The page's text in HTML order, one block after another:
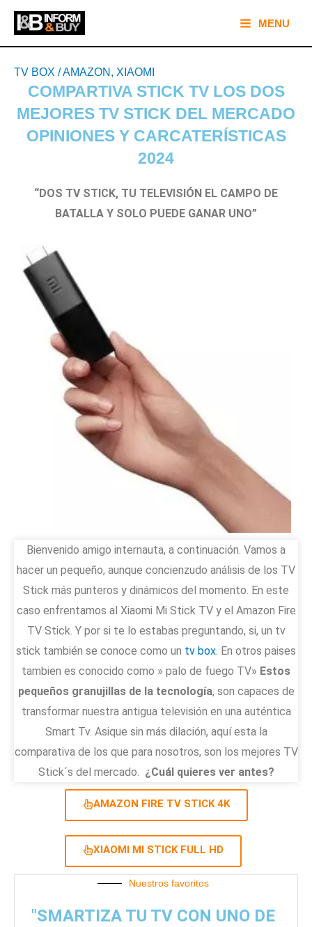
contenido
Main
Menu
MENU
TV BOX /AMAZON , XIAOMI
COMPARTIVA STICK TV LOS DOS
MEJORES TV STICK DEL MERCADO
OPINIONES Y CARCATERÍSTICAS
2024
“DOS TV STICK, TU TELEVISIÓN EL CAMPO DE
BATALLA Y SOLO PUEDE GANAR UNO”
Bienvenido amigo internauta, a continuación. Vamos a
hacer un pequeño, aunque concienzudo análisis de los TV
Stick más punteros y dinámicos del momento. En este
caso enfrentamos al Xiaomi Mi Stick TV y el Amazon Fire
TV Stick. Y por si te lo estabas preguntando, si, un tv
stick también se conoce como un tv box. En otros paises
tambien es conocido como » palo de fuego TV» Estos
pequeños granujillas de la tecnología, son capaces de
transformar nuestra antigua televisión en una auténtica
Smart Tv. Asique sin más dilación, aquí esta la
comparativa de los que para nosotros, son los mejores TV
Stick´s del mercado. ¿Cuál quieres ver antes?
AMAZON FIRE TV STICK 4K
XIAOMI MI STICK FULL HD
Nuestros favoritos
"SMARTIZA TU TV CON UNO DE
de
entradas